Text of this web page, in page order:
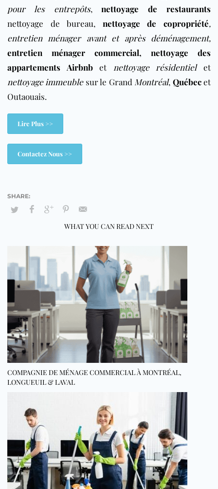
pour les entrepôts,nettoyage de restaurants
nettoyage de bureau, nettoyage de copropriété,
entretien ménager avant et après déménagement,
entretien ménager commercial, nettoyage des
appartements Airbnbet nettoyage résidentielet
nettoyage immeublesur le Grand Montréal, Québecet
Outaouais.
Lire Plus >>
Contactez Nous >>
WHAT YOU CAN READ NEXT
COMPAGNIE DE MÉNAGE COMMERCIAL À MONTRÉAL,
LONGUEUIL & LAVAL